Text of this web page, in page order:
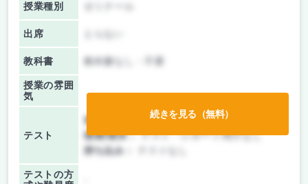
授業種別
出席
教科書 教科書なし・不要
授業の雰囲
気
テスト
前期/中間：
レポートのみ
後期/期末：テスト・レポート両方なし
持ち込み：
テストの方
続きを見る（無料）